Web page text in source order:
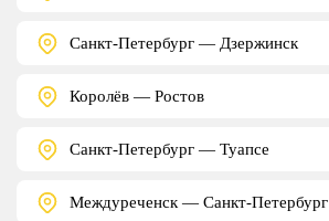
Санкт-Петербург — Дзержинск
Королёв — Ростов
Санкт-Петербург — Туапсе
Междуреченск — Санкт-Петербург